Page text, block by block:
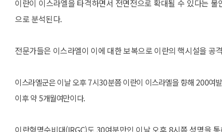
이란이 이스라엘을 타격하면서 전면전으로 확대될 수 있다는
으로 분석된다.
전문가들은 이스라엘이 이에 대한 보복으로 이란의 핵시설을
이스라엘군은 이날 오후 7시30분쯤 이란이 이스라엘을 향해 200여
이후 약 5개월여만이다.
이란혁명수비대(IRGC)도 30여분만인 이날 오후 8시쯤 성명을